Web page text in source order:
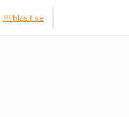
Přihlásit se